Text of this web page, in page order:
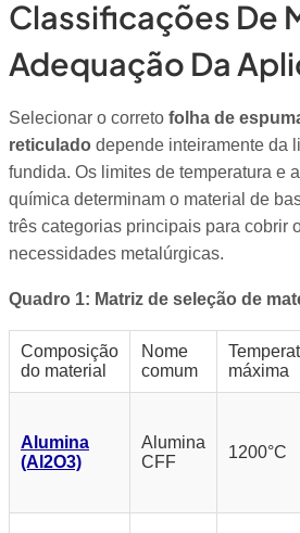
Classificações De
Adequação Da
Selecionar o correto folha de
reticulado depende inteiramente da
fundida. Os limites de temperatura e
química determinam o material de
três categorias principais para cobrir
necessidades metalúrgicas.
Quadro 1: Matriz de seleção de
Composição
do material
Nome
comum
máxima
Alumina
(Al2O3)
Alumina
CFF
1200°C